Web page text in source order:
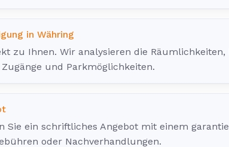
in Währing
zu Ihnen. Wir analysieren die
und Parkmöglichkeiten.
Sie ein schriftliches Angebot mit einem
oder Nachverhandlungen.